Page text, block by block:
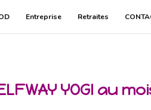
Entreprise Retraites
YOGI au